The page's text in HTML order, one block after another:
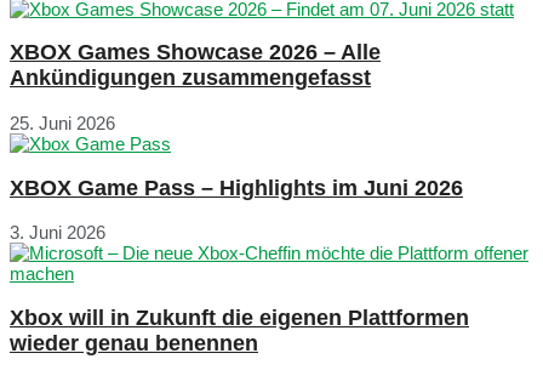
XBOX Games Showcase 2026 – Alle
Ankündigungen zusammengefasst
25. Juni 2026
XBOX Game Pass – Highlights im Juni 2026
3. Juni 2026
Xbox will in Zukunft die eigenen Plattformen
wieder genau benennen